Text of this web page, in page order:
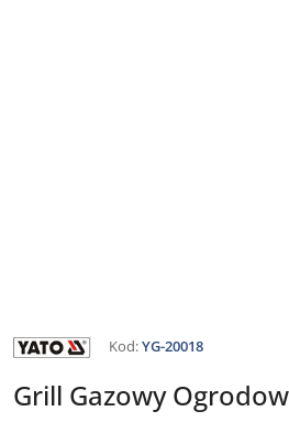
PRODUKTY
YATO Kod:YG-20018
Grill Gazowy